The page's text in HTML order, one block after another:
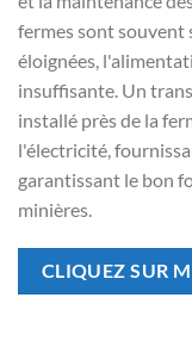
fermes sont souvent
éloignées,
insuffisante. Un
installé près de la
l'électricité,
garantissant le bon
minières.
CLIQUEZ SUR